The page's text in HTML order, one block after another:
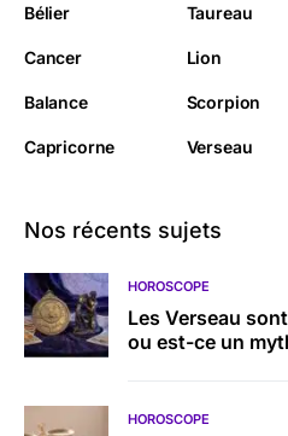
Bélier Taureau
Cancer Lion
Balance Scorpion
Capricorne Verseau
Nos récents sujets
HOROSCOPE
Les Verseau
ou est-ce un
HOROSCOPE